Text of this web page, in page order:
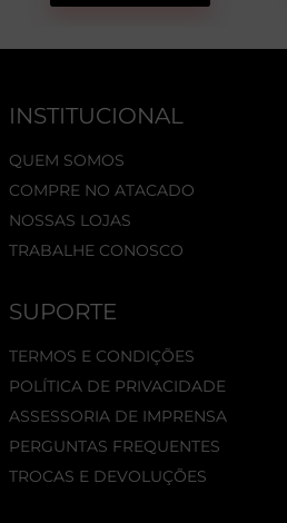
INSTITUCIONAL
QUEM SOMOS
COMPRE NO ATACADO
NOSSAS LOJAS
TRABALHE CONOSCO
SUPORTE
TERMOS E CONDIÇÕES
POLÍTICA DE PRIVACIDADE
ASSESSORIA DE IMPRENSA
PERGUNTAS FREQUENTES
TROCAS E DEVOLUÇÕES